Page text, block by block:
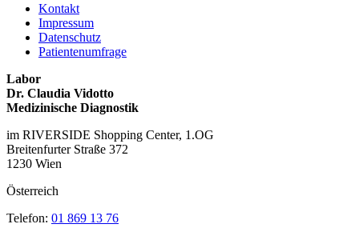
Kontakt
Impressum
Datenschutz
Patientenumfrage
Labor
Dr. Claudia Vidotto
Medizinische Diagnostik
im RIVERSIDE Shopping Center, 1.OG
Breitenfurter Straße 372
1230 Wien
Österreich
Telefon: 01 869 13 76